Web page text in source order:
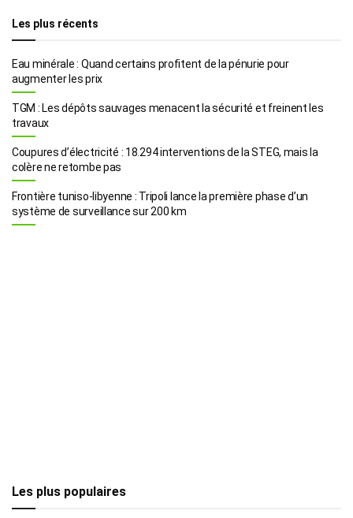
Les plus récents
Eau minérale : Quand certains profitent de la pénurie pour
augmenter les prix
TGM : Les dépôts sauvages menacent la sécurité et freinent les
travaux
Coupures d’électricité : 18.294 interventions de la STEG, mais la
colère ne retombe pas
Frontière tuniso-libyenne : Tripoli lance la première phase d’un
système de surveillance sur 200 km
Les plus populaires